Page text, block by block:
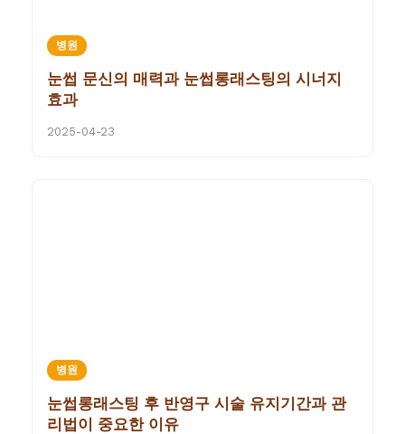
병원
눈썹 문신의 매력과 눈썹롱래스팅의 시너지
효과
2025-04-23
병원
눈썹롱래스팅 후 반영구 시술 유지기간과 관
리법이 중요한 이유